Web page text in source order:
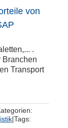
von
.
Branchen
Transport
|Tags: